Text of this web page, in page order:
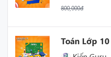
800,000đ
Toán Lớp